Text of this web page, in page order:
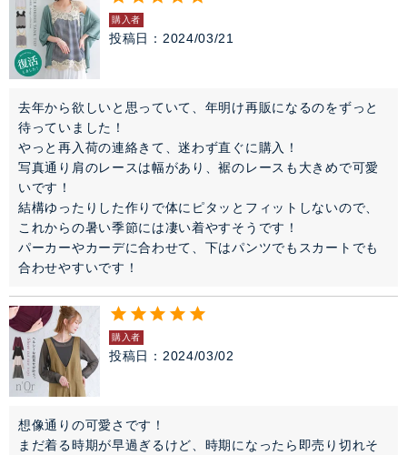
購入者
投稿日 2024/03/21
去年から欲しいと思っていて、年明け再販になるのをずっと
待っていました！
やっと再入荷の連絡きて、迷わず直ぐに購入！
写真通り肩のレースは幅があり、裾のレースも大きめで可愛
いです！
結構ゆったりした作りで体にピタッとフィットしないので、
これからの暑い季節には凄い着やすそうです！
パーカーやカーデに合わせて、下はパンツでもスカートでも
合わせやすいです！
購入者
投稿日 2024/03/02
想像通りの可愛さです！
まだ着る時期が早過ぎるけど、時期になったら即売り切れそ